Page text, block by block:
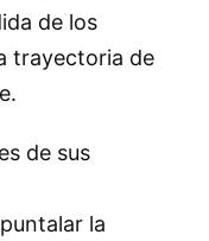
de los
trayectoria de
de sus
la